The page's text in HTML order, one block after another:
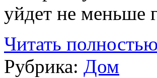
уйдет не меньше
Читать полностью
Рубрика: Дом